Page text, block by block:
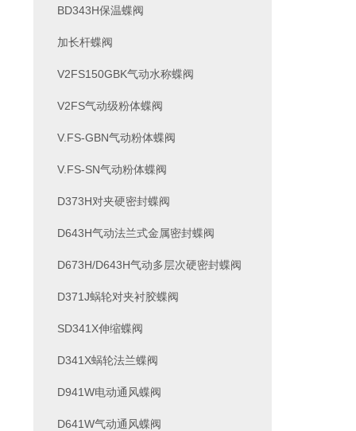
BD343H保温蝶阀
加长杆蝶阀
V2FS150GBK气动水称蝶阀
V2FS气动级粉体蝶阀
V.FS-GBN气动粉体蝶阀
V.FS-SN气动粉体蝶阀
D373H对夹硬密封蝶阀
D643H气动法兰式金属密封蝶阀
D673H/D643H气动多层次硬密封蝶阀
D371J蜗轮对夹衬胶蝶阀
SD341X伸缩蝶阀
D341X蜗轮法兰蝶阀
D941W电动通风蝶阀
D641W气动通风蝶阀